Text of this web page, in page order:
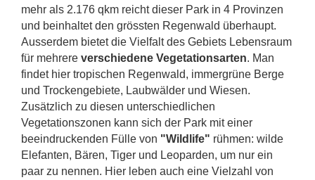
mehr als 2.176 qkm reicht dieser Park in 4 Provinzen
und beinhaltet den grössten Regenwald überhaupt.
Ausserdem bietet die Vielfalt des Gebiets Lebensraum
für mehrere verschiedene Vegetationsarten. Man
findet hier tropischen Regenwald, immergrüne Berge
und Trockengebiete, Laubwälder und Wiesen.
Zusätzlich zu diesen unterschiedlichen
Vegetationszonen kann sich der Park mit einer
beeindruckenden Fülle von "Wildlife" rühmen: wilde
Elefanten, Bären, Tiger und Leoparden, um nur ein
paar zu nennen. Hier leben auch eine Vielzahl von